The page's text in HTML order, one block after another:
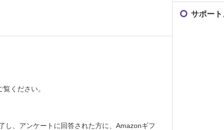
覧ください。
し、アンケートに回答された方に、Amazonギフ
サポー